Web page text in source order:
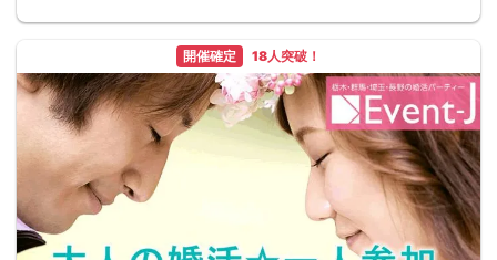
開催確定 18人突破！